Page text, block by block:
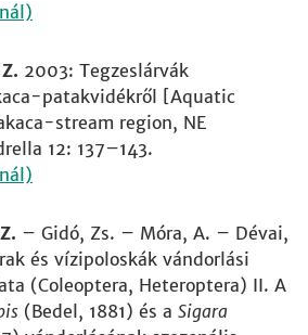
2003: Tegzeslárvák
patakvidékről [Aquatic
stream region, NE
12: 137–143.
– Gidó, Zs. – Móra, A. – Dévai,
és vízipoloskák vándorlási
(Coleoptera, Heteroptera) II. A
(Bedel, 1881) és a Sigara